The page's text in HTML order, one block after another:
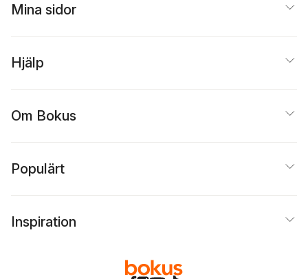
Mina sidor
Hjälp
Om Bokus
Populärt
Inspiration